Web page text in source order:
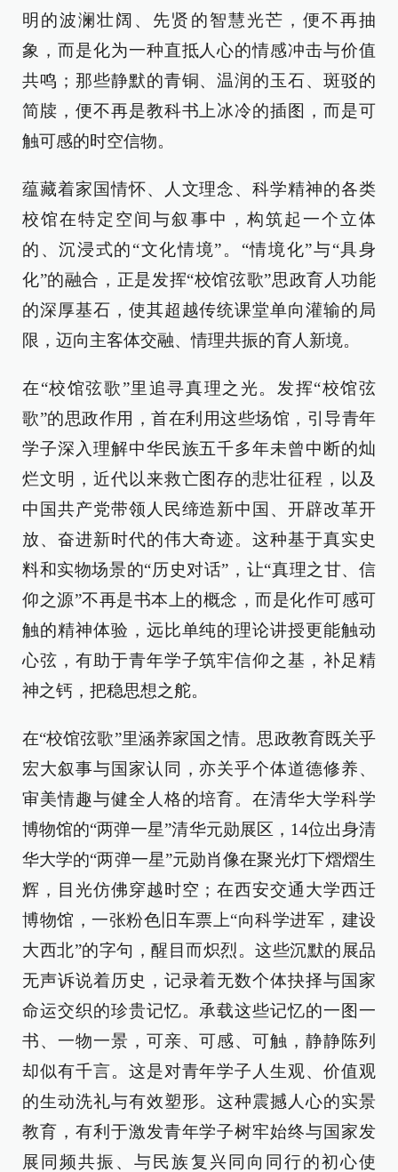
明的波澜壮阔、先贤的智慧光芒，便不再抽
象，而是化为一种直抵人心的情感冲击与价值
共鸣；那些静默的青铜、温润的玉石、斑驳的
简牍，便不再是教科书上冰冷的插图，而是可
触可感的时空信物。
蕴藏着家国情怀、人文理念、科学精神的各类
校馆在特定空间与叙事中，构筑起一个立体
的、沉浸式的“文化情境”。“情境化”与“具身
化”的融合，正是发挥“校馆弦歌”思政育人功能
的深厚基石，使其超越传统课堂单向灌输的局
限，迈向主客体交融、情理共振的育人新境。
在“校馆弦歌”里追寻真理之光。发挥“校馆弦
歌”的思政作用，首在利用这些场馆，引导青年
学子深入理解中华民族五千多年未曾中断的灿
烂文明，近代以来救亡图存的悲壮征程，以及
中国共产党带领人民缔造新中国、开辟改革开
放、奋进新时代的伟大奇迹。这种基于真实史
料和实物场景的“历史对话”，让“真理之甘、信
仰之源”不再是书本上的概念，而是化作可感可
触的精神体验，远比单纯的理论讲授更能触动
心弦，有助于青年学子筑牢信仰之基，补足精
神之钙，把稳思想之舵。
在“校馆弦歌”里涵养家国之情。思政教育既关乎
宏大叙事与国家认同，亦关乎个体道德修养、
审美情趣与健全人格的培育。在清华大学科学
博物馆的“两弹一星”清华元勋展区，14位出身清
华大学的“两弹一星”元勋肖像在聚光灯下熠熠生
辉，目光仿佛穿越时空；在西安交通大学西迁
博物馆，一张粉色旧车票上“向科学进军，建设
大西北”的字句，醒目而炽烈。这些沉默的展品
无声诉说着历史，记录着无数个体抉择与国家
命运交织的珍贵记忆。承载这些记忆的一图一
书、一物一景，可亲、可感、可触，静静陈列
却似有千言。这是对青年学子人生观、价值观
的生动洗礼与有效塑形。这种震撼人心的实景
教育，有利于激发青年学子树牢始终与国家发
展同频共振、与民族复兴同向同行的初心使